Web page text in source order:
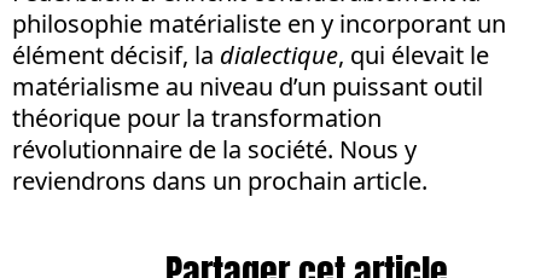
philosophie matérialiste en y incorporant un
élément décisif, la dialectique, qui élevait le
matérialisme au niveau d’un puissant outil
théorique pour la transformation
révolutionnaire de la société. Nous y
reviendrons dans un prochain article.